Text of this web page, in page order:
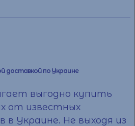
доставкой по Украине
выгодно купить
от известных
в Украине. Не выходя из